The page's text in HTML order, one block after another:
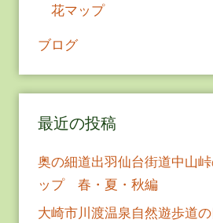
花マップ
ブログ
最近の投稿
奥の細道出羽仙台街道中山
ップ 春・夏・秋編
大崎市川渡温泉自然遊歩道